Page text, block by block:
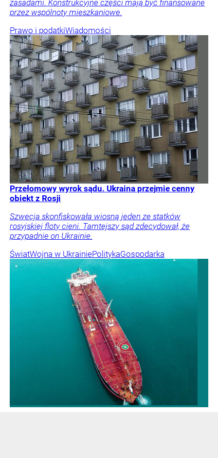
zasadami. Konstrukcyjne części mają być finansowane
przez wspólnoty mieszkaniowe.
Prawo i podatkiWiadomości
Przełomowy wyrok sądu. Ukraina przejmie cenny
obiekt z Rosji
Szwecja skonfiskowała wiosną jeden ze statków
rosyjskiej floty cieni. Tamtejszy sąd zdecydował, że
przypadnie on Ukrainie.
ŚwiatWojna w UkrainiePolitykaGospodarka